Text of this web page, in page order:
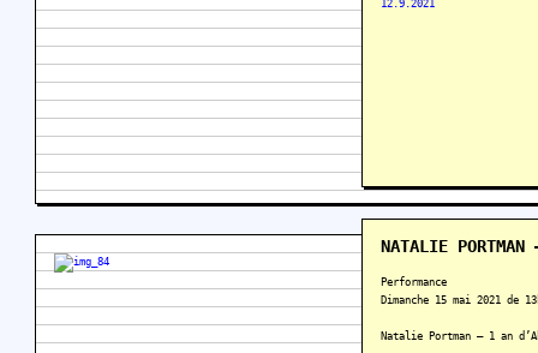
12.9.2021
NATALIE
Performance
Dimanche 15 mai 2021 de
Natalie Portman – 1 an